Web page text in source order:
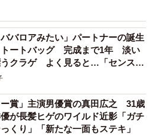
の様子が気になったこともあ
コンタクトを取り続けていまし
ご依頼をいただき無事完了した
のご依頼もあって。
ババロアみたい」パートナーの誕生
トートバッグ 完成まで1年 淡い
うクラゲ よく見ると…「センスす
賞」主演男優賞の真田広之 31歳
が長髪ヒゲのワイルド近影「ガチ
くり」「新たな一面もステキ」